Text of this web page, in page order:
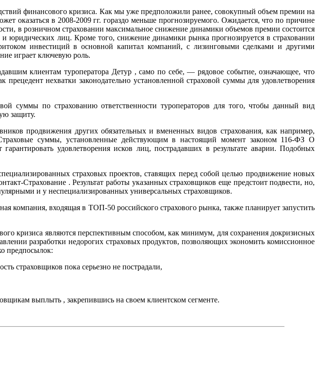
финансового кризиса. Как мы уже предположили ранее, совокупный объем премии на
оказаться в 2008-2009 гг. гораздо меньше прогнозируемого. Ожидается, что по причине
в розничном страховании максимальное снижение динамики объемов премии состоится
юридических лиц. Кроме того, снижение динамики рынка прогнозируется в страховании
инвестиций в основной капитал компаний, с лизинговыми сделками и другими
играет ключевую роль.
клиентам туроператора Детур , само по себе, — рядовое событие, означающее, что
прецедент нехватки законодательно установленной страховой суммы для удовлетворения
суммы по страхованию ответственности туроператоров для того, чтобы данный вид
защиту.
продвижения других обязательных и вмененных видов страхования, как например,
Страховые суммы, установленные действующим в настоящий момент законом 116-ФЗ О
удовлетворения исков лиц, пострадавших в результате аварии. Подобных
страховых проектов, ставящих перед собой целью продвижение новых
Страхование . Результат работы указанных страховщиков еще предстоит подвести, но,
и у неспециализированных универсальных страховщиков.
компания, входящая в ТОП-50 российского страхового рынка, также планирует запустить
кризиса являются перспективным способом, как минимум, для сохранения докризисных
разработки недорогих страховых продуктов, позволяющих экономить комиссионное
предпосылок:
страховщиков пока серьезно не пострадали,
выплыть , закрепившись на своем клиентском сегменте.